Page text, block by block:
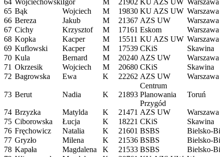
64 WojciechowskiIgor M 21902 KU AZS UW Warszawa
65 Bąk Wojciech M 19830 KU AZS UW Warszawa
66 Bereza Jakub M 21367 AZS UW
Warszawa
67 Cichy Krzysztof M 17161 Eskom
Warszawa
68 Kopka Kacper M 15511 KU AZS UW Warszawa
69 Kuflowski Kacper M 17539 CKiS
Skawina
70 Kula Bernard M 20240 AZS UW
Warszawa
71 Okrzesik Wojciech M 20680 CKiS
Skawina
72 Bagrowska Ewa K 22262 AZS UW Warszawa
73 Berut Nadia K 21893
Centrum
Planowania
Przygód
Toruń
74 Brzyzka Matylda K 21471 AZS UW
Warszawa
75 Ciborowska Łucja K 18221 CKiS
Skawina
76 Fręchowicz Natalia K 21601 BSBS
Bielsko-
77 Gryzło Milena K 21536 BSBS
Bielsko-
78 Kapała Magdalena K 21533 BSBS
Bielsko-